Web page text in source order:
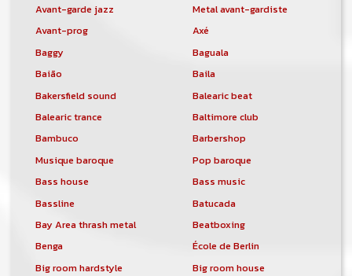
Avant-garde jazz
Metal avant-gardiste
Avant-prog
Axé
Baggy
Baguala
Baião
Baila
Bakersfield sound
Balearic beat
Balearic trance
Baltimore club
Bambuco
Barbershop
Musique baroque
Pop baroque
Bass house
Bass music
Bassline
Batucada
Bay Area thrash metal
Beatboxing
Benga
École de Berlin
Big room hardstyle
Big room house